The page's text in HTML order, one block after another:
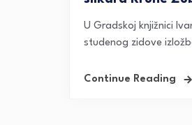
U Gradskoj knjižnici
studenog zidove
Continue Reading